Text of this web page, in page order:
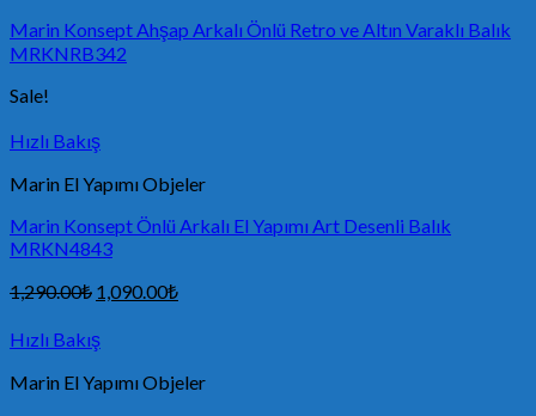
Marin Konsept Ahşap Arkalı Önlü Retro ve Altın Varaklı Balık
MRKNRB342
Sale!
Hızlı Bakış
Marin El Yapımı Objeler
Marin Konsept Önlü Arkalı El Yapımı Art Desenli Balık
MRKN4843
1,290.00₺ 1,090.00₺
Hızlı Bakış
Marin El Yapımı Objeler